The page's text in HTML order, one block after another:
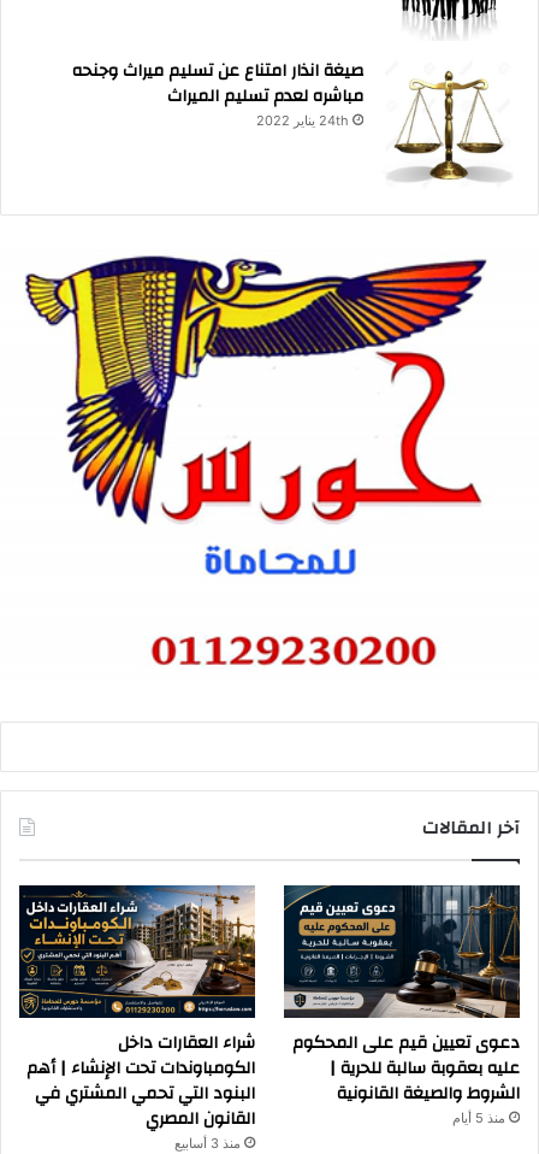
صيغة انذار امتناع عن تسليم ميراث وجنحه
مباشره لعدم تسليم الميراث
24th يناير 2022
آخر المقالات
دعوى تعيين قيم على المحكوم
عليه بعقوبة سالبة للحرية |
الشروط والصيغة القانونية
منذ 5 أيام
شراء العقارات داخل
الكومباوندات تحت الإنشاء | أهم
البنود التي تحمي المشتري في
القانون المصري
منذ 3 أسابيع